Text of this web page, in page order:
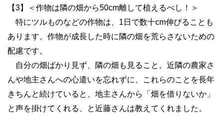
【3】＜作物は隣の畑から50cm離して植えるべし！＞
特にツルものなどの作物は、1日で数十cm伸びることも
あります。作物が成長した時に隣の畑を荒らさないための
配慮です。
自分の畑ばかり見ず、隣の畑も見ること。近隣の農家さ
んや地主さんへの心遣いを忘れずに、これらのことを長年
きちんと続けていると、地主さんから「畑を借りないか」
と声を掛けてくれる、と近藤さんは教えてくれました。